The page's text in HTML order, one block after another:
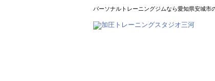
パーソナルトレーニングジムなら愛知県安城市